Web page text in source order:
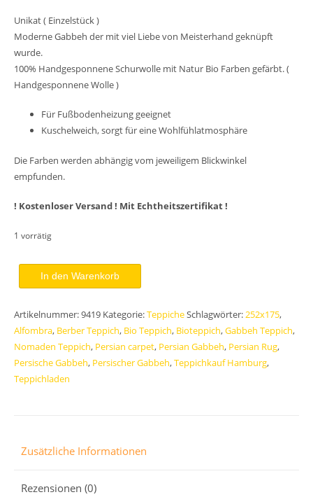
Unikat ( Einzelstück )
Moderne Gabbeh der mit viel Liebe von Meisterhand geknüpft
wurde.
100% Handgesponnene Schurwolle mit Natur Bio Farben gefärbt. (
Handgesponnene Wolle )
Für Fußbodenheizung geeignet
Kuschelweich, sorgt für eine Wohlfühlatmosphäre
Die Farben werden abhängig vom jeweiligem Blickwinkel
empfunden.
! Kostenloser Versand ! Mit Echtheitszertifikat !
1 vorrätig
Gabbeh
Morgenland
Bazar
252x175
Unikat
Menge
In den Warenkorb
Artikelnummer:9419 Kategorie:TeppicheSchlagwörter:252x175,
Alfombra, Berber Teppich, Bio Teppich, Bioteppich,Gabbeh Teppich,
Nomaden Teppich, Persian carpet, Persian Gabbeh, Persian Rug,
Persische Gabbeh, Persischer Gabbeh,Teppichkauf Hamburg,
Teppichladen
Zusätzliche Informationen
Rezensionen (0)